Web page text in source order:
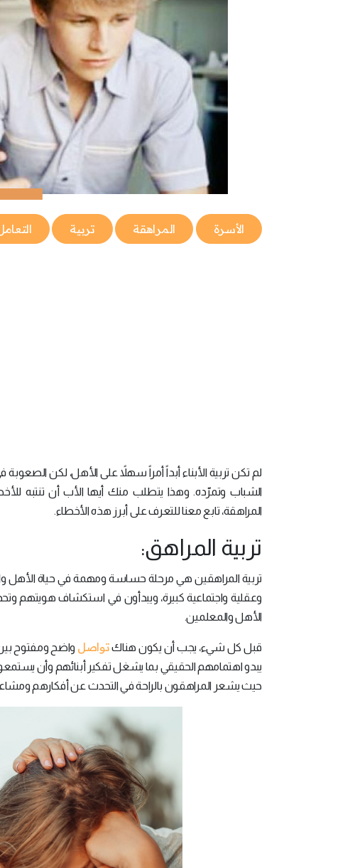
الأسرة المراهقة تربية
لم تكن تربية الأبناء أبداً أمراً سهلاً على الأهل، لكن
الشباب وتمرّده. وهذا يتطلب منك أيها الأب أن تنتبه
المراهقة، تابع معنا للتعرف على أبرز هذه الأخطاء.
تربية المراهق:
تربية المراهقين هي مرحلة حساسة ومهمة في حياة الأهل
وعقلية واجتماعية كبيرة، ويبدأون في استكشاف هويتهم
الأهل والمعلمين.
قبل كل شيء، يجب أن يكون هناكتواصل واضح ومفتوح
يبدو اهتمامهم الحقيقي بما يشغل تفكير أبنائهم وأن
حيث يشعر المراهقون بالراحة في التحدث عن أفكارهم